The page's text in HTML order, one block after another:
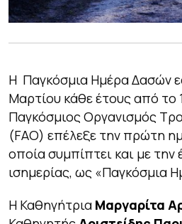
Η Παγκόσμια Ημέρα Δασών
Μαρτίου κάθε έτους από το
Παγκόσμιος Οργανισμός
(FAO) επέλεξε την πρώτη
οποία συμπίπτει και με την
ισημερίας, ως «Παγκόσμια
Η Καθηγήτρια Μαργαρίτα